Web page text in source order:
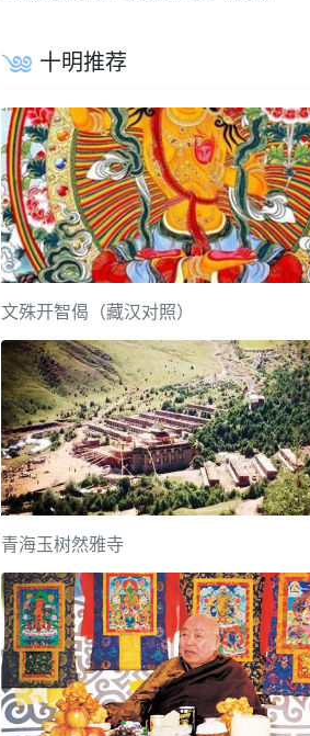
十明推荐
文殊开智偈（藏汉对照）
青海玉树然雅寺